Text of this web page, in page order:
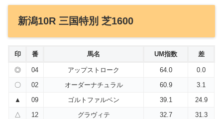
新潟10R 三国特別 芝1600
印 番 馬名 UM指数 差
◎ 04 アップストローク 64.0
0.0
〇
02 オーダーナチュラル 60.9
3.1
▲
09 ゴルトファルベン 39.1
24.9
△
12 グラヴィテ 32.7
31.3